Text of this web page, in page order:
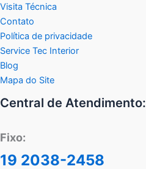
Visita Técnica
Contato
Política de privacidade
Service Tec Interior
Blog
Mapa do Site
Central de Atendimento:
Fixo:
19 2038-2458